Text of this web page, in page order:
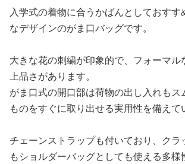
入学式の着物に合うかばんとしておすす
なデザインのがま口バッグです。
大きな花の刺繍が印象的で、フォーマル
上品さがあります。
がま口式の開口部は荷物の出し入れもス
ものをすぐに取り出せる実用性を備えて
チェーンストラップも付いており、クラ
もショルダーバッグとしても使える多様